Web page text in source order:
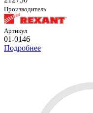
Производитель
Артикул
01-0146
Подробнее